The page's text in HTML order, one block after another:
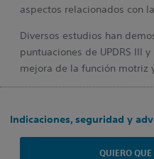
aspectos relacionados con
Diversos estudios han
puntuaciones de UPDRS III
mejora de la función motriz
Indicaciones, seguridad y
QUIERO QUE